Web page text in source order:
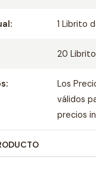
1 Librito
20
Los
válidos
precios